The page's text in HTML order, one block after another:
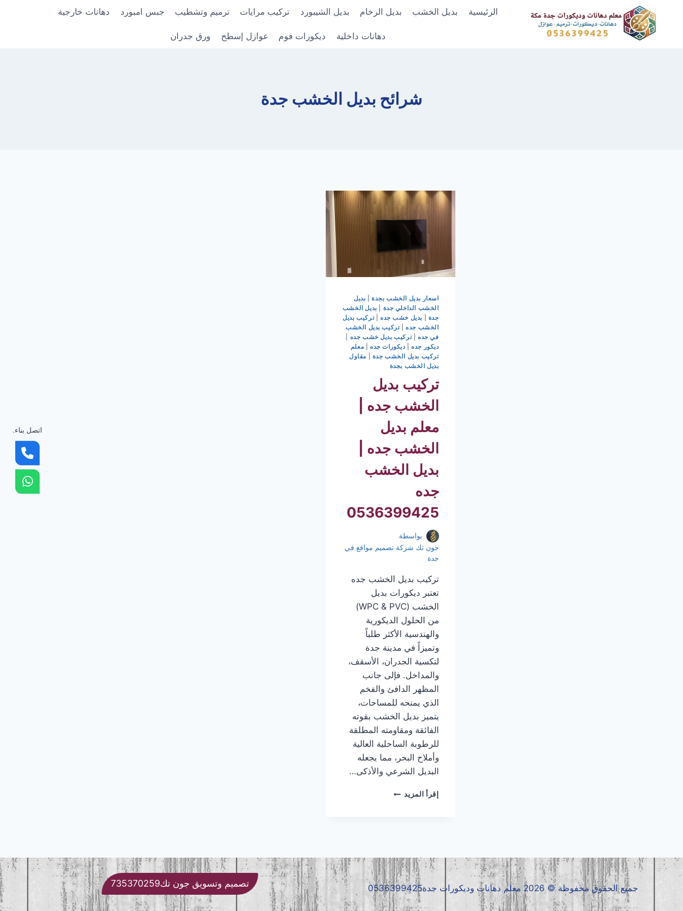
المحتوى
الرئيسية بديل الخشب بديل الرخام بديل الشيبورد تركيب مرايات ترميم وتشطيب جبس امبورد دهانات خارجية
دهانات داخلية ديكورات فوم عوازل إسطح ورق جدران
شرائح بديل الخشب جدة
اسعار بديل الخشب بجدة| بديل
الخشب الداخلي جدة
بديل الخشب
جدة
بديل خشب جده |تركيب بديل
الخشب جده|تركيب بديل الخشب
في جده|تركيب بديل خشب جده
ديكور جده| ديكورات جده
معلم
تركيب بديل الخشب جدة
مقاول
بديل الخشب بجدة
تركيب بديل
الخشب جده |
معلم بديل
الخشب جده |
بديل الخشب
جده
0536399425
بواسطة
جون تك شركة تصميم مواقع في
جدة
تركيب بديل الخشب جده
تعتبر ديكورات بديل
الخشب (WPC & PVC)
من الحلول الديكورية
والهندسية الأكثر طلباً
وتميزاً في مدينة جدة
لتكسية الجدران، الأسقف،
والمداخل. فإلى جانب
المظهر الدافئ والفخم
الذي يمنحه للمساحات،
يتميز بديل الخشب بقوته
الفائقة ومقاومته المطلقة
للرطوبة الساحلية العالية
وأملاح البحر، مما يجعله
البديل الشرعي والأذكى…
إقرأ المزيد تركيب
بديل
الخشب
جده
|
بديل
الخشب
جميع الحقوق محفوظة © 2026 معلم دهانات وديكورات جدة0536399425 تصميم وتسويق جون تك735370259
اتصل بناء.